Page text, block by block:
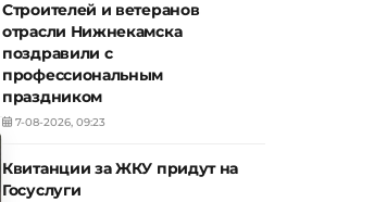
Строителей и ветеранов
отрасли Нижнекамска
поздравили с
профессиональным
праздником
7-08-2026, 09:23
Квитанции за ЖКУ придут на
Госуслуги